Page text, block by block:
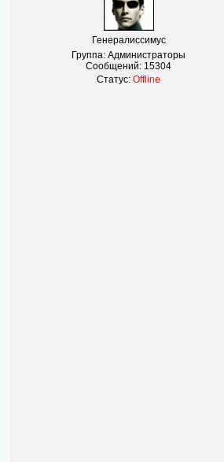
Генералиссимус
Группа: Администраторы
Сообщений: 15304
Статус: Offline